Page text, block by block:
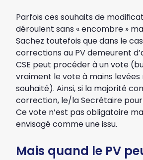
Parfois ces souhaits de
déroulent sans « encombre »
Sachez toutefois que dans le
corrections au PV demeurent
CSE peut procéder à un vote
vraiment le vote à mains levées
souhaité). Ainsi, si la majorité
correction, le/la Secrétaire
Ce vote n’est pas obligatoire
envisagé comme une issu.
Mais quand le PV